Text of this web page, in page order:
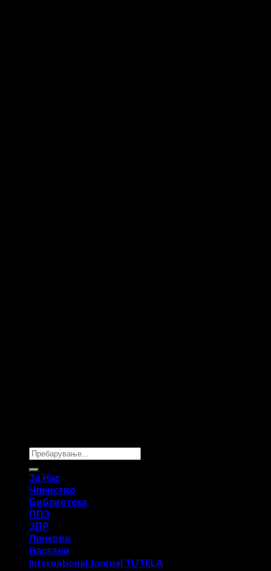
За Нас
Членство
Библиотека
ППЗ
ЗПР
Линкови
Настани
International Journal TUTELA